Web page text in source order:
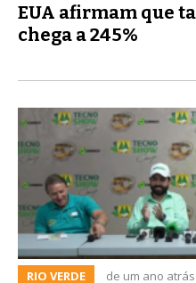
EUA afirmam que
chega a 245%
RIO VERDE de um ano atrás